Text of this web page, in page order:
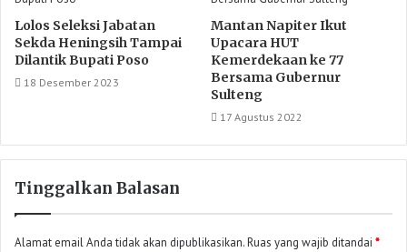
Lolos Seleksi Jabatan
Sekda Heningsih Tampai
Dilantik Bupati Poso
18 Desember 2023
Mantan Napiter Ikut
Upacara HUT
Kemerdekaan ke 77
Bersama Gubernur
Sulteng
17 Agustus 2022
Tinggalkan Balasan
Alamat email Anda tidak akan dipublikasikan.Ruas yang wajib ditandai *